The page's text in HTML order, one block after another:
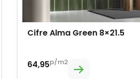
Cifre Alma Green 8×21.5
64,95p/m2